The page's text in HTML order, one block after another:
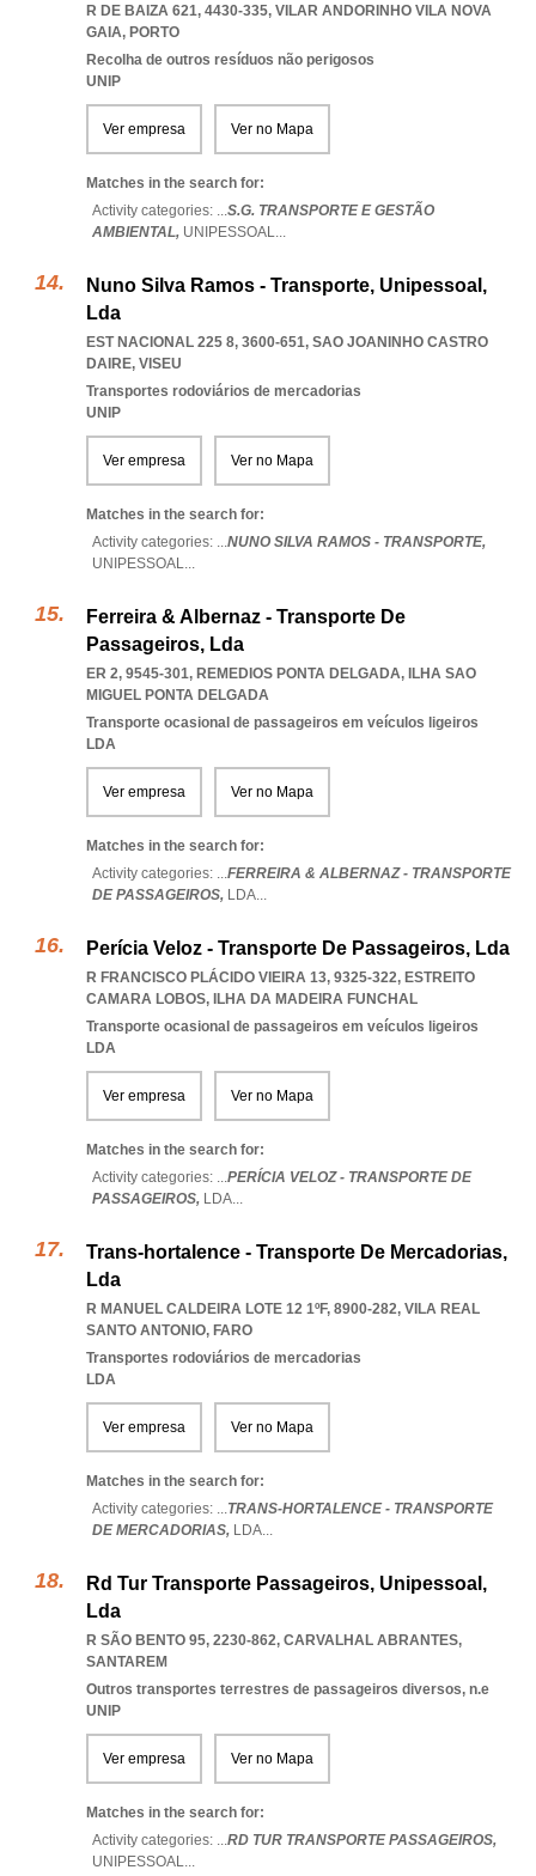
R DE BAIZA 621, 4430-335, VILAR ANDORINHO VILA NOVA
GAIA, PORTO
Recolha de outros resíduos não perigosos
UNIP
Ver empresa Ver no Mapa
Matches in the search for:
Activity categories: ...S.G. TRANSPORTE E GESTÃO
AMBIENTAL, UNIPESSOAL...
Nuno Silva Ramos - Transporte, Unipessoal,
Lda
EST NACIONAL 225 8, 3600-651, SAO JOANINHO CASTRO
DAIRE, VISEU
Transportes rodoviários de mercadorias
UNIP
Ver empresa Ver no Mapa
Matches in the search for:
Activity categories: ...NUNO SILVA RAMOS - TRANSPORTE,
UNIPESSOAL...
Ferreira & Albernaz - Transporte De
Passageiros, Lda
ER 2, 9545-301, REMEDIOS PONTA DELGADA, ILHA SAO
MIGUEL PONTA DELGADA
Transporte ocasional de passageiros em veículos ligeiros
LDA
Ver empresa Ver no Mapa
Matches in the search for:
Activity categories: ...FERREIRA & ALBERNAZ - TRANSPORTE
DE PASSAGEIROS, LDA...
Perícia Veloz - Transporte De Passageiros, Lda
R FRANCISCO PLÁCIDO VIEIRA 13, 9325-322, ESTREITO
CAMARA LOBOS, ILHA DA MADEIRA FUNCHAL
Transporte ocasional de passageiros em veículos ligeiros
LDA
Ver empresa Ver no Mapa
Matches in the search for:
Activity categories: ...PERÍCIA VELOZ - TRANSPORTE DE
PASSAGEIROS, LDA...
Trans-hortalence - Transporte De Mercadorias,
Lda
R MANUEL CALDEIRA LOTE 12 1ºF, 8900-282, VILA REAL
SANTO ANTONIO, FARO
Transportes rodoviários de mercadorias
LDA
Ver empresa Ver no Mapa
Matches in the search for:
Activity categories: ...TRANS-HORTALENCE - TRANSPORTE
DE MERCADORIAS, LDA...
Rd Tur Transporte Passageiros, Unipessoal,
Lda
R SÃO BENTO 95, 2230-862, CARVALHAL ABRANTES,
SANTAREM
Outros transportes terrestres de passageiros diversos, n.e
UNIP
Ver empresa Ver no Mapa
Matches in the search for:
Activity categories: ...RD TUR TRANSPORTE PASSAGEIROS,
UNIPESSOAL...